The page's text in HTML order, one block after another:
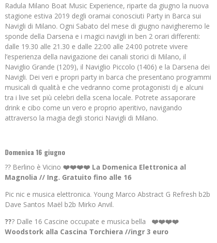
Radula Milano Boat Music Experience, riparte da giugno la nuova
stagione estiva 2019 degli oramai conosciuti Party in Barca sui
Navigli di Milano. Ogni Sabato del mese di giugno navigheremo le
sponde della Darsena e i magici navigli in ben 2 orari differenti:
dalle 19.30 alle 21.30 e dalle 22:00 alle 24:00 potrete vivere
l’esperienza della navigazione dei canali storici di Milano, il
Naviglio Grande (1209), il Naviglio Piccolo (1406) e la Darsena dei
Navigli. Dei veri e propri party in barca che presentano programmi
musicali di qualità e che vedranno come protagonisti dj e alcuni
tra i live set più celebri della scena locale. Potrete assaporare
drink e cibo come un vero e proprio aperitivo, navigando
attraverso la magia degli storici Navigli di Milano.
Domenica 16 giugno
?? Berlino è Vicino ❤️❤️❤️❤️ La Domenica Elettronica al
Magnolia // Ing. Gratuito fino alle 16
Pic nic e musica elettronica. Young Marco Abstract G Refresh b2b
Dave Santos Maël b2b Mirko Anvil.
??? Dalle 16 Cascine occupate e musica bella ❤️❤️❤️❤️
Woodstork alla Cascina Torchiera //ingr 3 euro